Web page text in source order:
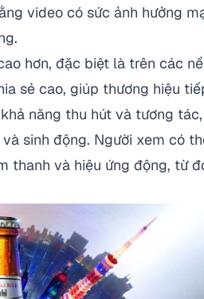
video có sức ảnh hưởng
hơn, đặc biệt là trên các
sẻ cao, giúp thương hiệu
năng thu hút và tương
sinh động. Người xem có
thanh và hiệu ứng động, từ